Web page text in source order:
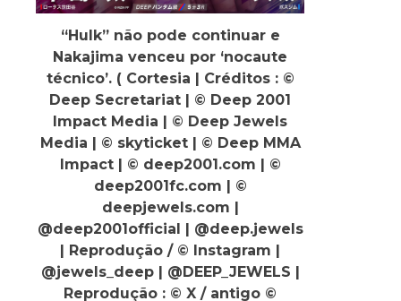
“Hulk” não pode continuar e
Nakajima venceu por ‘nocaute
técnico’. ( Cortesia | Créditos : ©
Deep Secretariat | © Deep 2001
Impact Media | © Deep Jewels
Media | © skyticket | © Deep MMA
Impact | © deep2001.com | ©
deep2001fc.com | ©
deepjewels.com |
@deep2001official | @deep.jewels
| Reprodução / © Instagram |
@jewels_deep | @DEEP_JEWELS |
Reprodução : © X / antigo ©